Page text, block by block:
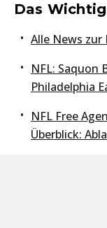
Das
Alle News zur
NFL: Saquon
Philadelphia
NFL Free
Überblick: